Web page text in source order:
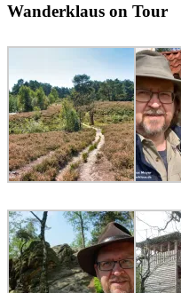
Wanderklaus on Tour